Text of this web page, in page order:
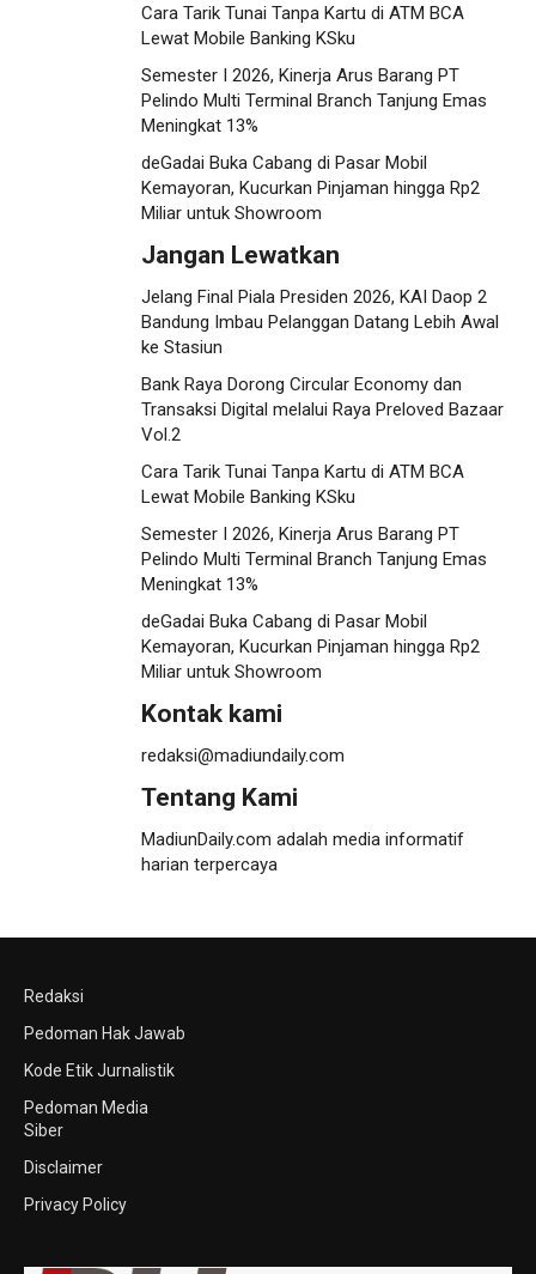
Cara Tarik Tunai Tanpa Kartu di ATM BCA
Lewat Mobile Banking KSku
Semester I 2026, Kinerja Arus Barang PT
Pelindo Multi Terminal Branch Tanjung Emas
Meningkat 13%
deGadai Buka Cabang di Pasar Mobil
Kemayoran, Kucurkan Pinjaman hingga Rp2
Miliar untuk Showroom
Jangan Lewatkan
Jelang Final Piala Presiden 2026, KAI Daop 2
Bandung Imbau Pelanggan Datang Lebih Awal
ke Stasiun
Bank Raya Dorong Circular Economy dan
Transaksi Digital melalui Raya Preloved Bazaar
Vol.2
Cara Tarik Tunai Tanpa Kartu di ATM BCA
Lewat Mobile Banking KSku
Semester I 2026, Kinerja Arus Barang PT
Pelindo Multi Terminal Branch Tanjung Emas
Meningkat 13%
deGadai Buka Cabang di Pasar Mobil
Kemayoran, Kucurkan Pinjaman hingga Rp2
Miliar untuk Showroom
Kontak kami
redaksi@madiundaily.com
Tentang Kami
MadiunDaily.com adalah media informatif
harian terpercaya
Redaksi
Pedoman Hak Jawab
Kode Etik Jurnalistik
Pedoman Media
Siber
Disclaimer
Privacy Policy